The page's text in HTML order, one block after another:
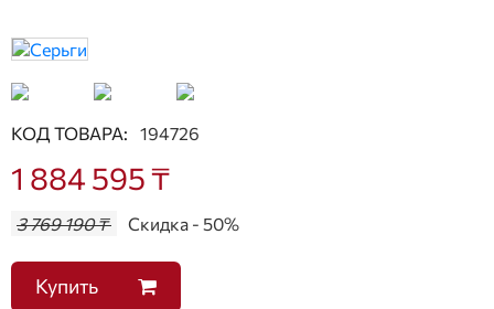
КОД ТОВАРА: 194726
1 884 595 ₸
3 769 190 ₸ Скидка - 50%
Купить